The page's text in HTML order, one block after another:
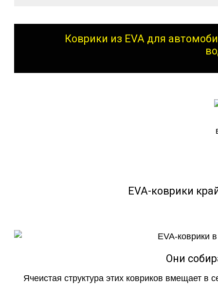
Коврики из EVA для
EVA-коврики
Они
Ячеистая структура этих ковриков вмещает в